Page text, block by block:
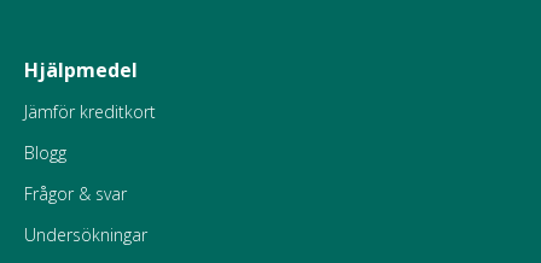
Hjälpmedel
Jämför kreditkort
Blogg
Frågor & svar
Undersökningar